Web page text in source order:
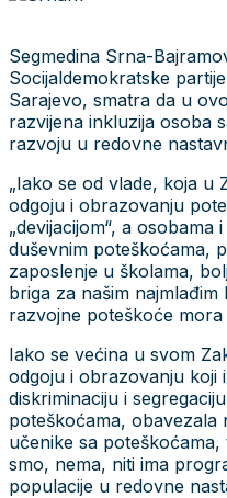
Segmedina Srna-
Socijaldemokratske
Sarajevo, smatra da u
razvijena inkluzija osoba
razvoju u redovne
„Iako se od vlade, koja u
odgoju i obrazovanju
„devijacijom“, a osobama
duševnim poteškoćama,
zaposlenje u školama,
briga za našim
razvojne poteškoće
Iako se većina u svom
odgoju i obrazovanju koji
diskriminaciju i
poteškoćama,
učenike sa
smo, nema, niti ima
populacije u redovne